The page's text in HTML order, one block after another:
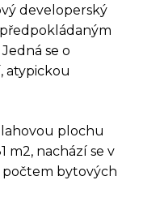
developerský
se o
atypickou
plochu
m2, nachází se v
počtem bytových